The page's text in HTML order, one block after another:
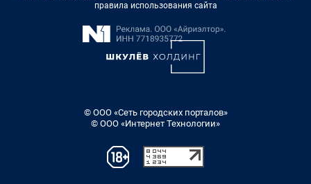
правила использования сайта
© ООО «Сеть городских порталов»
© ООО «Интернет Технологии»